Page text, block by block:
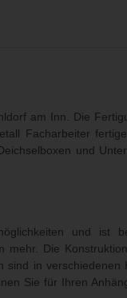
am Inn. Die
Facharbeiter
und
und ist
Die
sind in
Sie für Ihren